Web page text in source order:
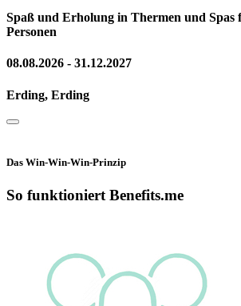
Spaß und Erholung in Thermen und Spas
Personen
08.08.2026 - 31.12.2027
Erding, Erding
Das Win-Win-Win-Prinzip
So funktioniert Benefits.me